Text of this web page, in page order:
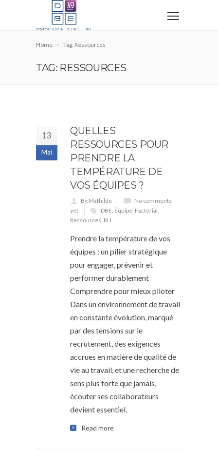
Home Tag: Ressources
TAG: RESSOURCES
13
Mai
QUELLES
RESSOURCES POUR
PRENDRE LA
TEMPÉRATURE DE
VOS ÉQUIPES ?
By Mathilde
No comments
yet
DBE, Équipe, Factorial,
Ressources, RH
Prendre la température de vos
équipes : un pilier stratégique
pour engager, prévenir et
performer durablement
Comprendre pour mieux piloter
Dans un environnement de travail
en constante évolution, marqué
par des tensions sur le
recrutement, des exigences
accrues en matière de qualité de
vie au travail, et une recherche de
sens plus forte que jamais,
écouter ses collaborateurs
devient essentiel.
Read more